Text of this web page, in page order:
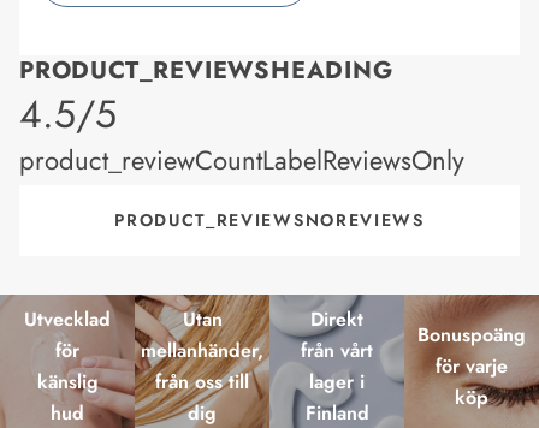
PRODUCT_REVIEWSHEADING
product_rating
4.5/5
product_reviewCountLabelReviewsOnly
PRODUCT_REVIEWSNOREVIEWS
Utvecklad
för
känslig
hud
Utan
mellanhänder,
från oss till
dig
Direkt
från vårt
lager i
Finland
Bonuspoäng
för varje
köp